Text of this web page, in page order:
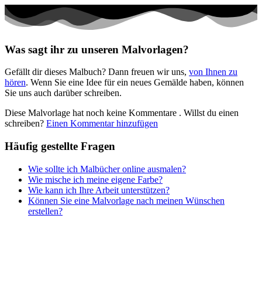
Valentinstag und Liebe
Nezaradené
Unkategorisiert
Was sagt ihr zu unseren Malvorlagen?
Gefällt dir dieses Malbuch? Dann freuen wir uns, von Ihnen zu
hören. Wenn Sie eine Idee für ein neues Gemälde haben, können
Sie uns auch darüber schreiben.
Diese Malvorlage hat noch keine Kommentare . Willst du einen
schreiben? Einen Kommentar hinzufügen
Häufig gestellte Fragen
Wie sollte ich Malbücher online ausmalen?
Wie mische ich meine eigene Farbe?
Wie kann ich Ihre Arbeit unterstützen?
Können Sie eine Malvorlage nach meinen Wünschen
erstellen?